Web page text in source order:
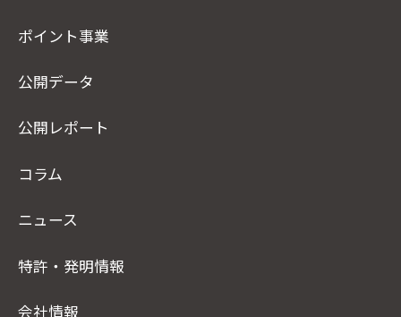
ポイント事業
公開データ
公開レポート
コラム
ニュース
特許・発明情報
会社情報